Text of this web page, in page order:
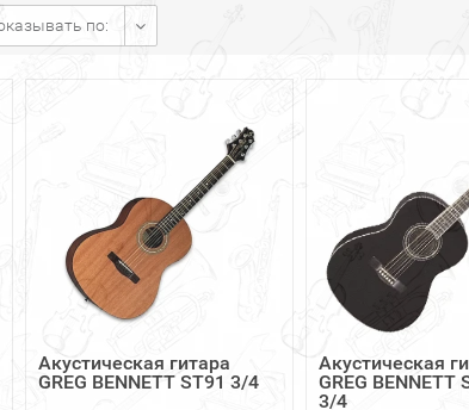
по:
Акустическая гитара
GREG BENNETT ST91 3/4
Акустическая
GREG BENNETT
3/4